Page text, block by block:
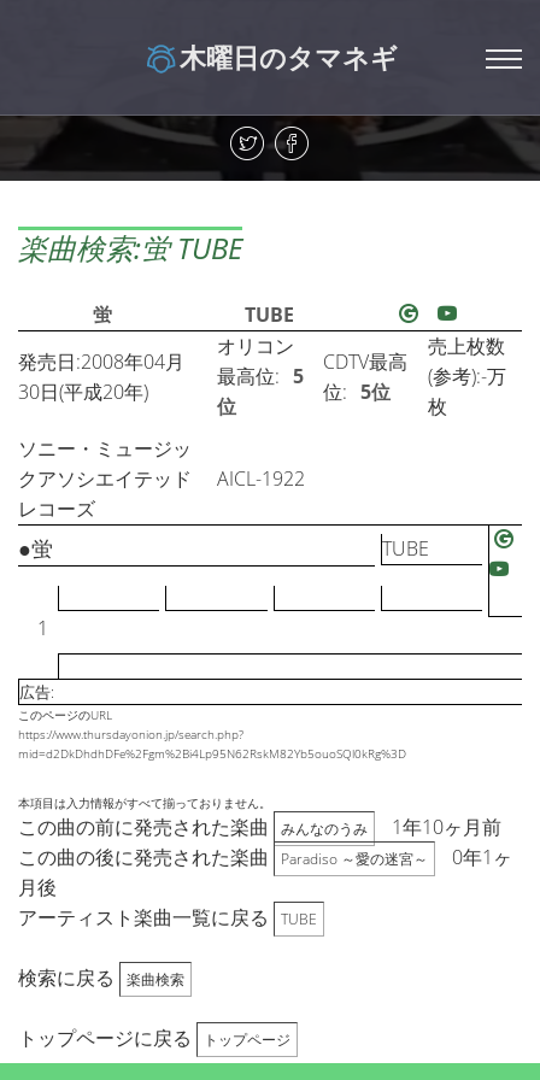
木曜日のタマネギ
楽曲検索:蛍 TUBE
蛍
TUBE
発売日:2008年04月
30日(平成20年)
オリコン
最高位: 5
位
CDTV最高
位: 5位
売上枚数
(参考):-万
枚
ソニー・ミュージッ
クアソシエイテッド
レコーズ
AICL-1922
1
●蛍 TUBE
広告:
このページのURL
https://www.thursdayonion.jp/search.php?
mid=d2DkDhdhDFe%2Fgm%2Bi4Lp95N62RskM82Yb5ouoSQl0kRg%3D
本項目は入力情報がすべて揃っておりません。
この曲の前に発売された楽曲 みんなのうみ
1年10ヶ月前
この曲の後に発売された楽曲
Paradiso ～愛の迷宮～
0年1ヶ
月後
アーティスト楽曲一覧に戻る
TUBE
検索に戻る 楽曲検索
トップページに戻る トップページ